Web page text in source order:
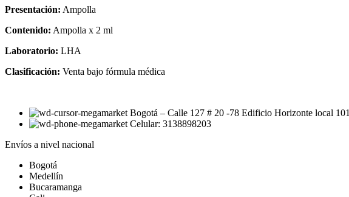
Presentación: Ampolla
Contenido: Ampolla x 2 ml
Laboratorio: LHA
Clasificación: Venta bajo fórmula médica
Bogotá – Calle 127 # 20 -78 Edificio Horizonte local 101
Celular: 3138898203
Envíos a nivel nacional
Bogotá
Medellín
Bucaramanga